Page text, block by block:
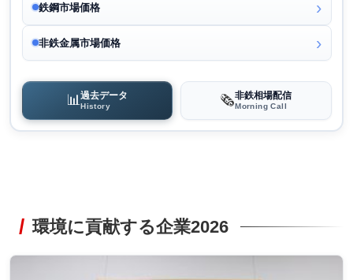
鉄鋼市場価格
非鉄金属市場価格
📊過去データ
History 🗞️非鉄相場配信
Morning Call
環境に貢献する企業2026